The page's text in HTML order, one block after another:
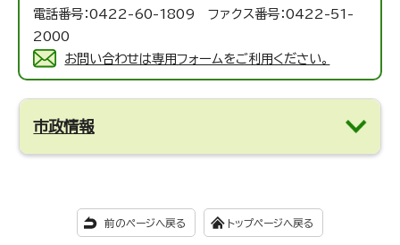
電話番号：0422-60-1809 ファクス番号：0422-51-
2000
お問い合わせは専用フォームをご利用ください。
市政情報
前のページへ戻る トップページへ戻る